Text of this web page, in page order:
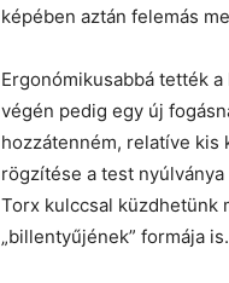
képében aztán felemás
Ergonómikusabbá tették
végén pedig egy új
hozzátenném, relatíve kis
rögzítése a test
Torx kulccsal küzdhetünk
„billentyűjének” formája is.